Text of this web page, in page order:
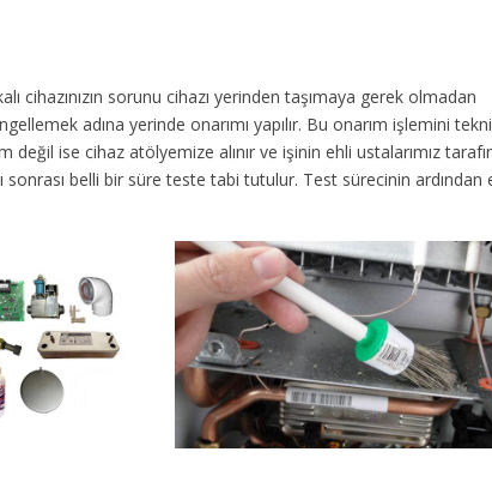
cihazınızın sorunu cihazı yerinden taşımaya gerek olmadan
adına yerinde onarımı yapılır. Bu onarım işlemini
ise cihaz atölyemize alınır ve işinin ehli ustalarımız
sonrası belli bir süre teste tabi tutulur. Test sürecinin ardından